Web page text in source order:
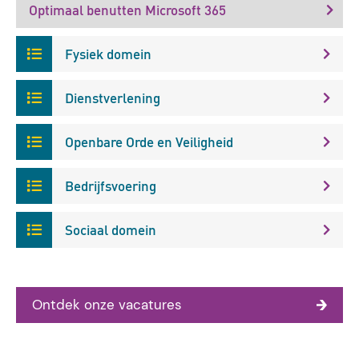
Optimaal benutten Microsoft 365
Fysiek domein
Dienstverlening
Openbare Orde en Veiligheid
Bedrijfsvoering
Sociaal domein
Ontdek onze vacatures